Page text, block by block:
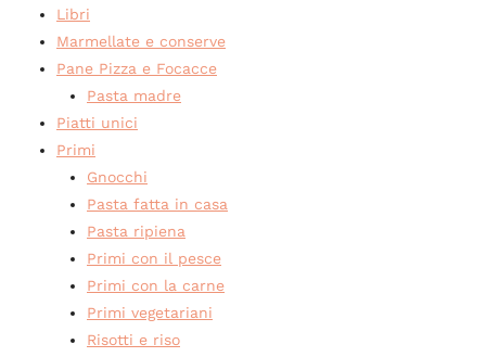
Libri
Marmellate e conserve
Pane Pizza e Focacce
Pasta madre
Piatti unici
Primi
Gnocchi
Pasta fatta in casa
Pasta ripiena
Primi con il pesce
Primi con la carne
Primi vegetariani
Risotti e riso